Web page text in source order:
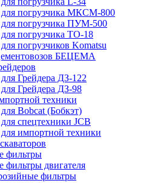
для погрузчика МКСМ-800
для погрузчика ПУМ-500
для погрузчика ТО-18
погрузчиков Komatsu
БЕЦЕМА
Грейдера ДЗ-122
Грейдера ДЗ-98
техники
Bobcat (Бобкэт)
спецтехники JCB
импортной техники
фильтры
фильтры двигателя
фильтры